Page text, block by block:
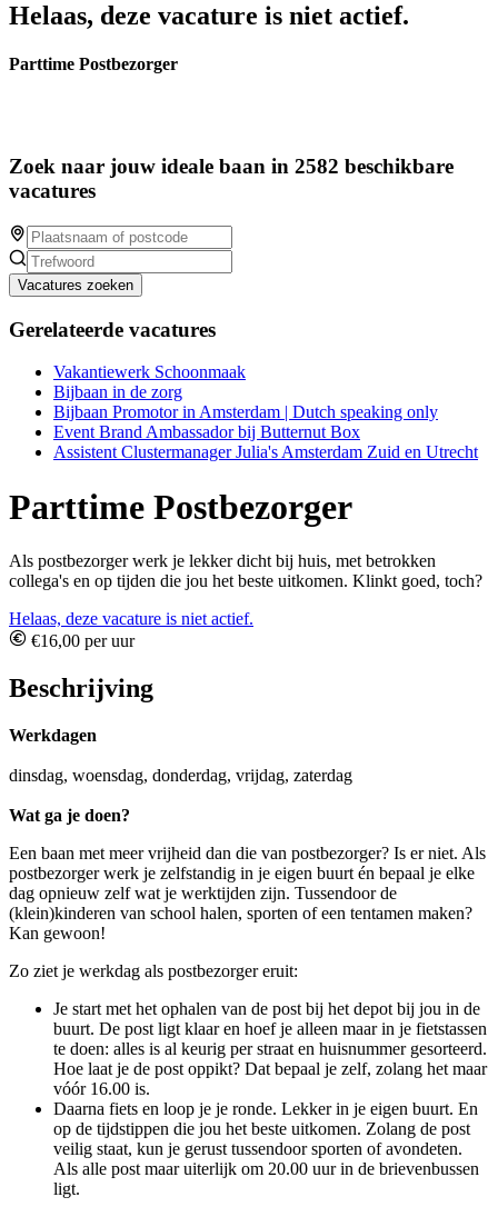
Helaas, deze vacature is niet actief.
Parttime Postbezorger
Zoek naar jouw ideale baan in 2582 beschikbare
vacatures
Vacatures zoeken
Gerelateerde vacatures
Vakantiewerk Schoonmaak
Bijbaan in de zorg
Bijbaan Promotor in Amsterdam | Dutch speaking only
Event Brand Ambassador bij Butternut Box
Assistent Clustermanager Julia's Amsterdam Zuid en Utrecht
Parttime Postbezorger
Als postbezorger werk je lekker dicht bij huis, met betrokken
collega's en op tijden die jou het beste uitkomen. Klinkt goed, toch?
Helaas, deze vacature is niet actief.
€16,00 per uur
Beschrijving
Werkdagen
dinsdag, woensdag, donderdag, vrijdag, zaterdag
Wat ga je doen?
Een baan met meer vrijheid dan die van postbezorger? Is er niet. Als
postbezorger werk je zelfstandig in je eigen buurt én bepaal je elke
dag opnieuw zelf wat je werktijden zijn. Tussendoor de
(klein)kinderen van school halen, sporten of een tentamen maken?
Kan gewoon!
Zo ziet je werkdag als postbezorger eruit:
Je start met het ophalen van de post bij het depot bij jou in de
buurt. De post ligt klaar en hoef je alleen maar in je fietstassen
te doen: alles is al keurig per straat en huisnummer gesorteerd.
Hoe laat je de post oppikt? Dat bepaal je zelf, zolang het maar
vóór 16.00 is.
Daarna fiets en loop je je ronde. Lekker in je eigen buurt. En
op de tijdstippen die jou het beste uitkomen. Zolang de post
veilig staat, kun je gerust tussendoor sporten of avondeten.
Als alle post maar uiterlijk om 20.00 uur in de brievenbussen
ligt.